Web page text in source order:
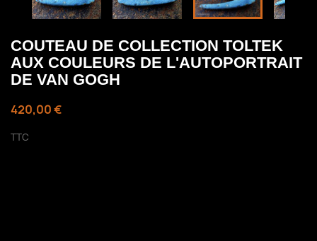
COUTEAU DE COLLECTION TOLTEK
AUX COULEURS DE L'AUTOPORTRAIT
DE VAN GOGH
420,00 €
TTC